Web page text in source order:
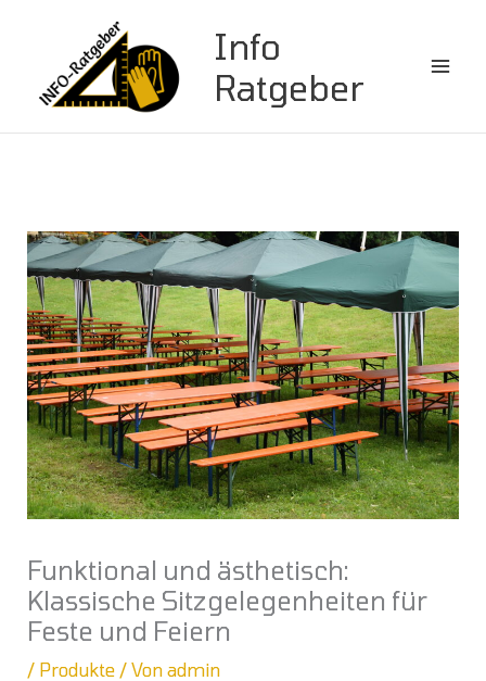
springen
Info
Ratgeber
Funktional und ästhetisch:
Klassische Sitzgelegenheiten für
Feste und Feiern
/ Produkte / Vonadmin